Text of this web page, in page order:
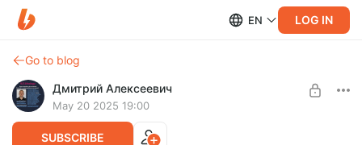
EN LOG IN
Go to blog
Дмитрий Алексеевич
May 20 2025 19:00
SUBSCRIBE